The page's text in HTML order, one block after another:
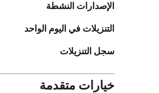
الإصدارات النشطة
التنزيلات في اليوم الواحد
سجل التنزيلات
خيارات متقدمة